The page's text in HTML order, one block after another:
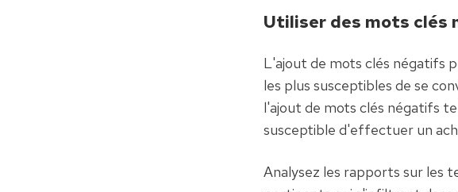
Utiliser des mots clés
L'ajout de mots clés négatifs
les plus susceptibles de se
l'ajout de mots clés négatifs
susceptible d'effectuer un
Analysez les rapports sur les